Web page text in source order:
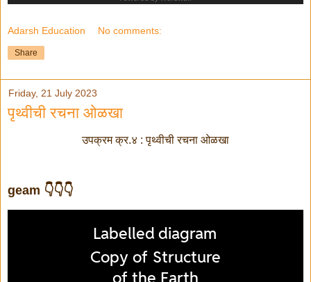
Adarsh Education No comments:
Share
Friday, 21 July 2023
पृथ्वीची रचना ओळखा
उपक्रम क्र.४ : पृथ्वीची रचना ओळखा
geam 👇👇👇